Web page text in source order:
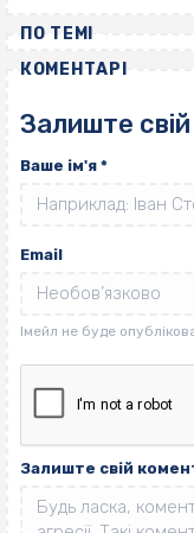
ПО ТЕМІ
КОМЕНТАРІ
Залиште
Ваше ім'я *
Email
Залиште свій